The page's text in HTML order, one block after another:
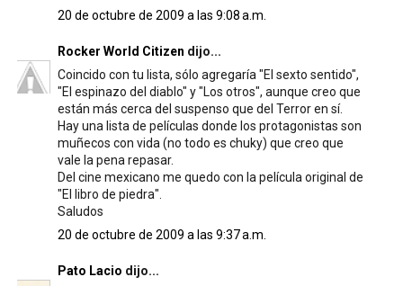
20 de octubre de 2009 a las 9:08 a.m.
Rocker World Citizen dijo...
Coincido con tu lista, sólo agregaría "El sexto sentido",
"El espinazo del diablo" y "Los otros", aunque creo que
están más cerca del suspenso que del Terror en sí.
Hay una lista de películas donde los protagonistas son
muñecos con vida (no todo es chuky) que creo que
vale la pena repasar.
Del cine mexicano me quedo con la película original de
"El libro de piedra".
Saludos
20 de octubre de 2009 a las 9:37 a.m.
Pato Lacio dijo...